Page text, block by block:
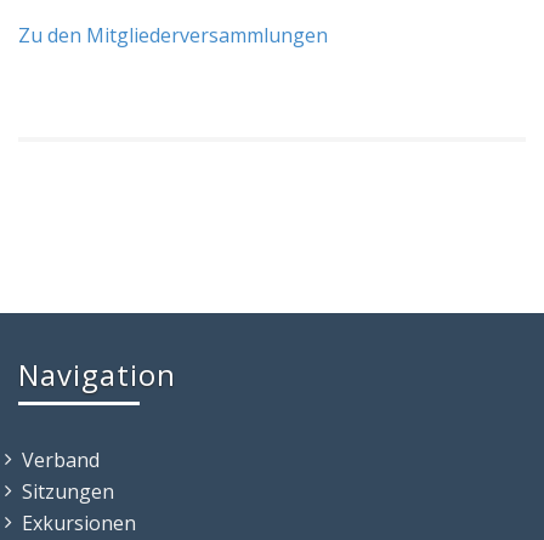
Zu den Mitgliederversammlungen
Navigation
Verband
Sitzungen
Exkursionen